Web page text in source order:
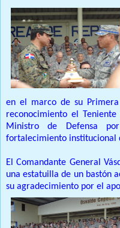
en el marco de su
reconocimiento el
Ministro de Defensa
fortalecimiento institucional
El Comandante General
una estatuilla de un bastón
su agradecimiento por el